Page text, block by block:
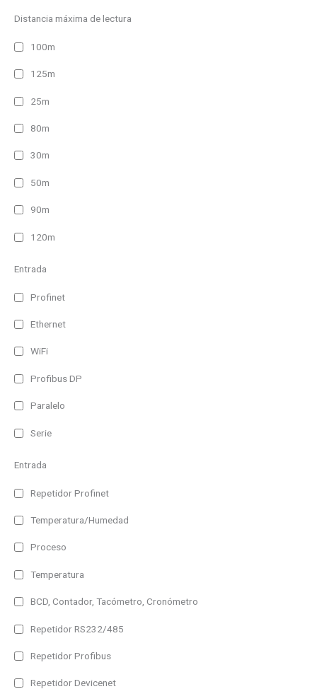
Distancia máxima de lectura
100m
125m
25m
80m
30m
50m
90m
120m
Entrada
Profinet
Ethernet
WiFi
Profibus DP
Paralelo
Serie
Entrada
Repetidor Profinet
Temperatura/Humedad
Proceso
Temperatura
BCD, Contador, Tacómetro, Cronómetro
Repetidor RS232/485
Repetidor Profibus
Repetidor Devicenet